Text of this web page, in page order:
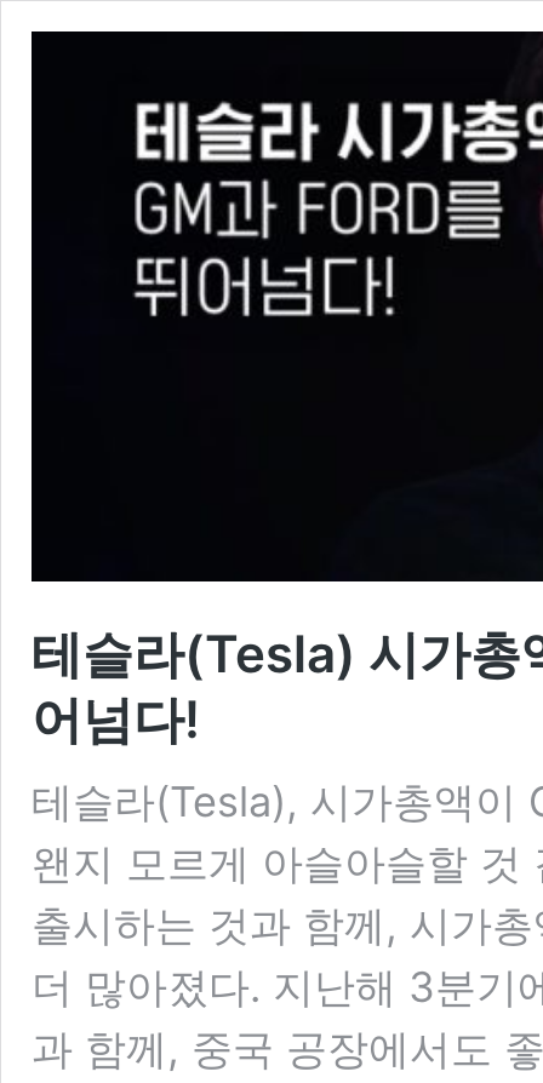
테슬라(Tesla) 시가총
어넘다!
테슬라(Tesla), 시가총액이
왠지 모르게 아슬아슬할
출시하는 것과 함께, 시가
더 많아졌다. 지난해 3분기
과 함께, 중국 공장에서도